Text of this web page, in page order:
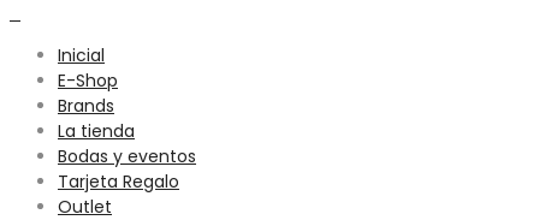
Inicial
E-Shop
Brands
La tienda
Bodas y eventos
Tarjeta Regalo
Outlet